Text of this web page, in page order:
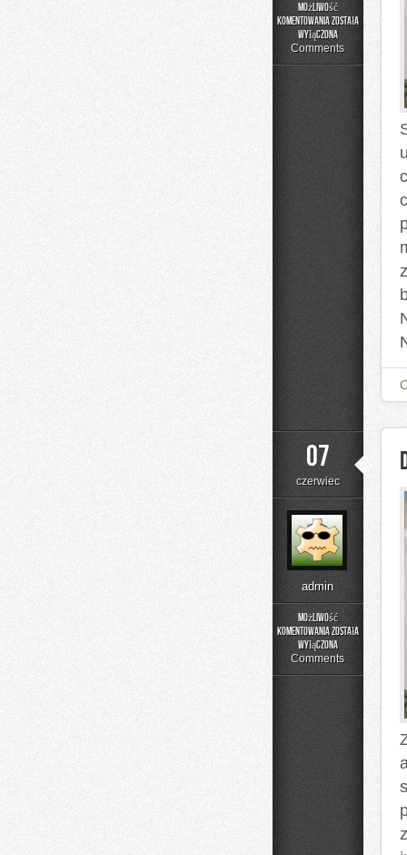
Możliwość
komentowania
Catering
została
wyłączona
Comments
07
czerwiec
admin
Możliwość
komentowania
Domowe
została
wyłączona
Comments